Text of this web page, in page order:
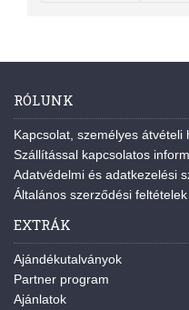
RÓLUNK
Kapcsolat, személyes átvételi
Szállítással kapcsolatos
Adatvédelmi és adatkezelési
Általános szerződési feltételek
EXTRÁK
Ajándékutalványok
Partner program
Ajánlatok